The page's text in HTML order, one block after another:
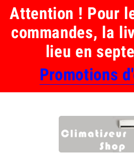
Attention ! Pour
commandes, la
lieu en
Promotions